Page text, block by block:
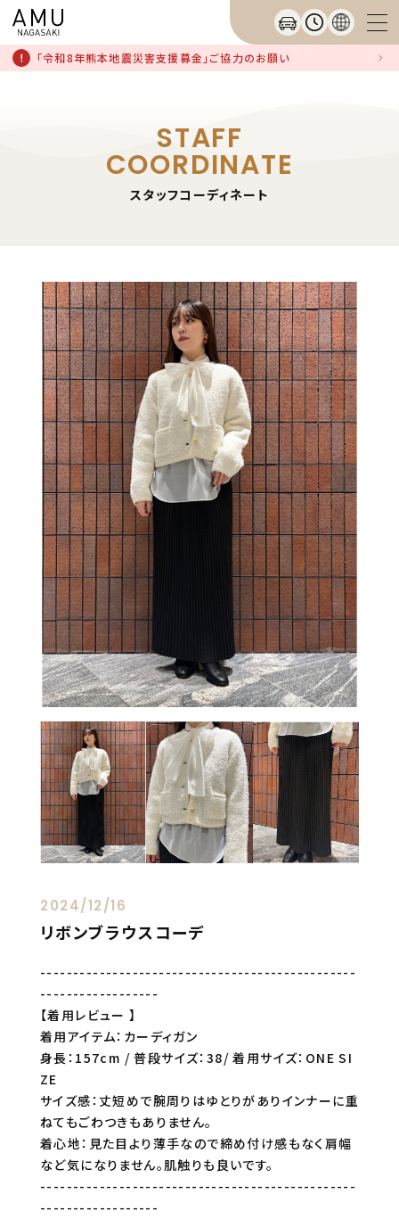
「令和8年熊本地震災害支援募金」ご協力のお願い
STAFF
COORDINATE
スタッフコーディネート
2024/12/16
リボンブラウスコーデ
------------------------------------------------
------------------
【着用レビュー 】
着用アイテム：カーディガン
身長：157cm / 普段サイズ：38/ 着用サイズ：ONE SI
ZE
サイズ感：丈短めで腕周りはゆとりがありインナーに重
ねてもごわつきもありません。
着心地：見た目より薄手なので締め付け感もなく肩幅
など気になりません。肌触りも良いです。
------------------------------------------------
------------------